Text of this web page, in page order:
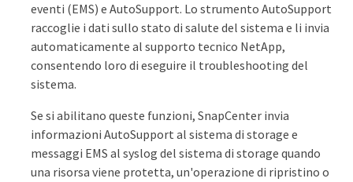
eventi (EMS) e AutoSupport. Lo strumento AutoSupport
raccoglie i dati sullo stato di salute del sistema e li invia
automaticamente al supporto tecnico NetApp,
consentendo loro di eseguire il troubleshooting del
sistema.
Se si abilitano queste funzioni, SnapCenter invia
informazioni AutoSupport al sistema di storage e
messaggi EMS al syslog del sistema di storage quando
una risorsa viene protetta, un'operazione di ripristino o